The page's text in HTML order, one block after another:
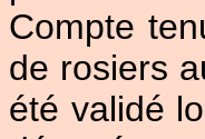
Compte
de rosiers
été validé